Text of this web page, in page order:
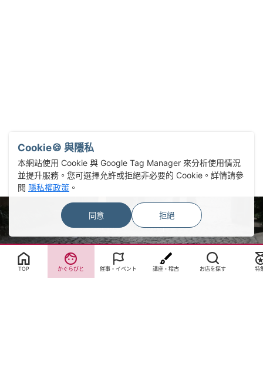
Select Language▼
TOP かぐらびと 催事・イベント 講座・稽古 お店を探す 特
Cookie🍪 與隱私
本網站使用 Cookie 與 Google Tag Manager 來分析使用情況
並提升服務。您可選擇允許或拒絕非必要的 Cookie。詳情請參
閱 隱私權政策 。
同意 拒絕